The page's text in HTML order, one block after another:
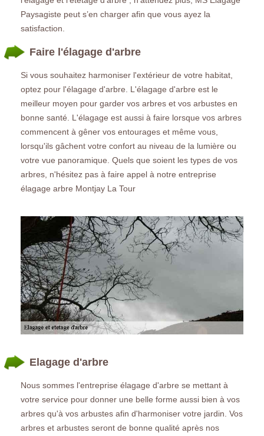
Paysagiste peut s’en charger afin que vous ayez la
satisfaction.
Faire l'élagage d'arbre
Si vous souhaitez harmoniser l'extérieur de votre habitat,
optez pour l'élagage d'arbre. L'élagage d'arbre est le
meilleur moyen pour garder vos arbres et vos arbustes en
bonne santé. L'élagage est aussi à faire lorsque vos arbres
commencent à gêner vos entourages et même vous,
lorsqu'ils gâchent votre confort au niveau de la lumière ou
votre vue panoramique. Quels que soient les types de vos
arbres, n'hésitez pas à faire appel à notre entreprise
élagage arbre Montjay La Tour
Elagage d'arbre
Nous sommes l'entreprise élagage d'arbre se mettant à
votre service pour donner une belle forme aussi bien à vos
arbres qu'à vos arbustes afin d'harmoniser votre jardin. Vos
arbres et arbustes seront de bonne qualité après nos